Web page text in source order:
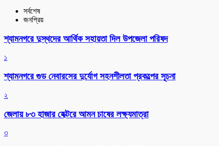
সর্বশেষ
জনপ্রিয়
শ্যামনগরে দুস্থদের আর্থিক সহায়তা দিল উপজেলা পরিষদ
১
শ্যামনগরে গুড নেবারসের দুর্যোগ সহনশীলতা প্রকল্পের সূচনা
২
জেলায় ৮৩ হাজার হেক্টরে আমন চাষের লক্ষ্যমাত্রা
৩